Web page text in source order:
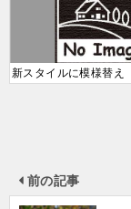
新スタイルに模様替え
前の記事